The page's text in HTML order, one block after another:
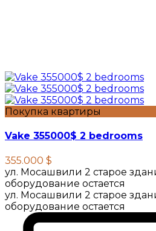
Покупка квартиры
Vake 355000$ 2 bedrooms
355.000 $
ул. Мосашвили 2 старое
оборудование остается
ул. Мосашвили 2 старое
оборудование остается